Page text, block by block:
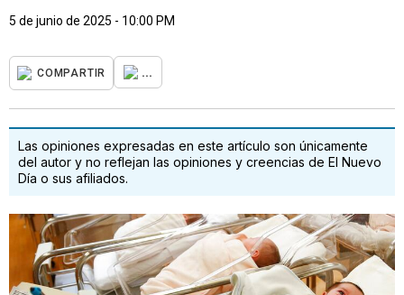
5 de junio de 2025 - 10:00 PM
COMPARTIR ...
Las opiniones expresadas en este artículo son únicamente
del autor y no reflejan las opiniones y creencias de El Nuevo
Día o sus afiliados.